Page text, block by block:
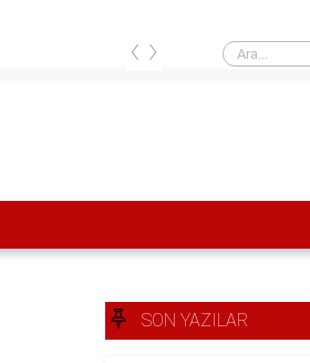
En güçlü elektrik
‹ ›
SON YAZILAR